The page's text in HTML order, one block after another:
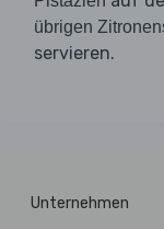
übrigen
servieren.
Unternehmen